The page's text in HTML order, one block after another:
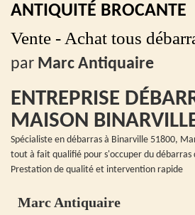
ANTIQUITÉ BROCANTE
Vente - Achat tous
par Marc Antiquaire
ENTREPRISE
MAISON
Spécialiste en débarras à Binarville 51800,
tout à fait qualifié pour s'occuper du débarras
Prestation de qualité et intervention rapide
Marc Antiquaire